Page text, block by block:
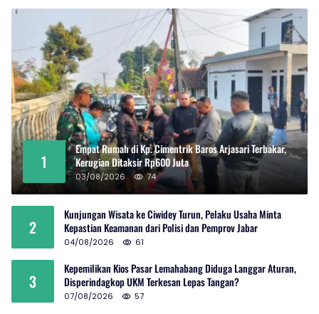
1
Empat Rumah di Kp. Cimentrik Baros Arjasari Terbakar,
Kerugian Ditaksir Rp600 Juta
03/08/2026 74
2
Kunjungan Wisata ke Ciwidey Turun, Pelaku Usaha Minta
Kepastian Keamanan dari Polisi dan Pemprov Jabar
04/08/2026 61
3
Kepemilikan Kios Pasar Lemahabang Diduga Langgar Aturan,
Disperindagkop UKM Terkesan Lepas Tangan?
07/08/2026 57